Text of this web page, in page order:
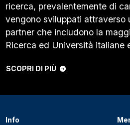
ricerca, prevalentemente di
vengono sviluppati attraverso
partner che includono la
Ricerca ed Università italiane
SCOPRI DI PIÙ
Info